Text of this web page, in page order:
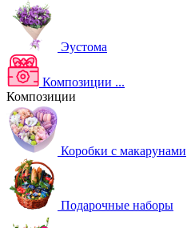
Эустома
Композиции ...
Композиции
Коробки с макарунами
Подарочные наборы